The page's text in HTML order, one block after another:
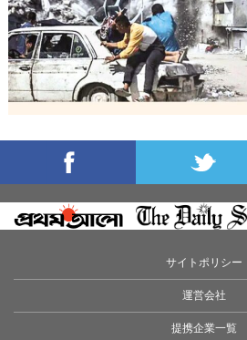
サイトポリシー
運営会社
提携企業一覧